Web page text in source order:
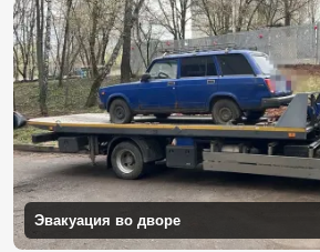
Эвакуация во дворе